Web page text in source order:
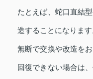
たとえば、蛇口直結
造することになります
無断で交換や改造を
回復できない場合は